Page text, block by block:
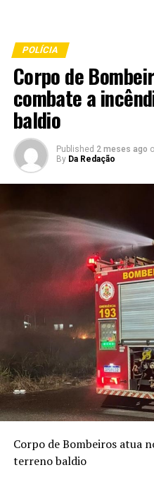
POLÍCIA
Corpo de
combate a
baldio
Published 2 meses ago
By Da Redação
Corpo de Bombeiros atua
terreno baldio